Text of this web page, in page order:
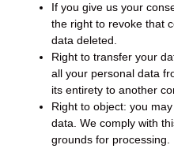
If you give us your
the right to revoke that
data deleted.
Right to transfer your
all your personal data
its entirety to another
Right to object: you
data. We comply with
grounds for processing.